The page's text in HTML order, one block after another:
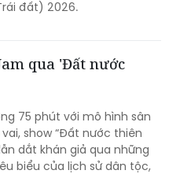
đất) 2026.
qua 'Đất nước
75 phút với mô hình sân
show “Đất nước thiên
dắt khán giả qua những
biểu của lịch sử dân tộc,